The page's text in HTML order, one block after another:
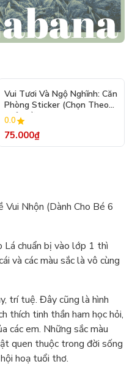
Vui Tươi Và Ngộ Nghĩnh: Căn
Phòng Sticker (Chọn Theo
Chủ Đề) - Hơn 250 Sticker
0.0
75.000₫
Nhộn (Dành Cho Bé 6
Lá chuẩn bị vào lớp 1 thì
và các màu sắc là vô cùng
trí tuệ. Đây cũng là hình
thích tinh thần ham học hỏi,
các em. Những sắc màu
quen thuộc trong đời sống
hoạ tuổi thơ.